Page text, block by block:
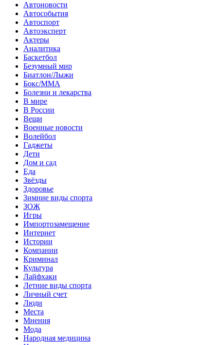
Автоновости
Автособытия
Автоспорт
Автоэксперт
Актеры
Аналитика
Баскетбол
Безумный мир
Биатлон/Лыжи
Бокс/MMA
Болезни и лекарства
В мире
В России
Вещи
Военные новости
Волейбол
Гаджеты
Дети
Дом и сад
Еда
Звёзды
Здоровье
Зимние виды спорта
ЗОЖ
Игры
Импортозамещение
Интернет
Истории
Компании
Криминал
Культура
Лайфхаки
Летние виды спорта
Личный счет
Люди
Места
Мнения
Мода
Народная медицина